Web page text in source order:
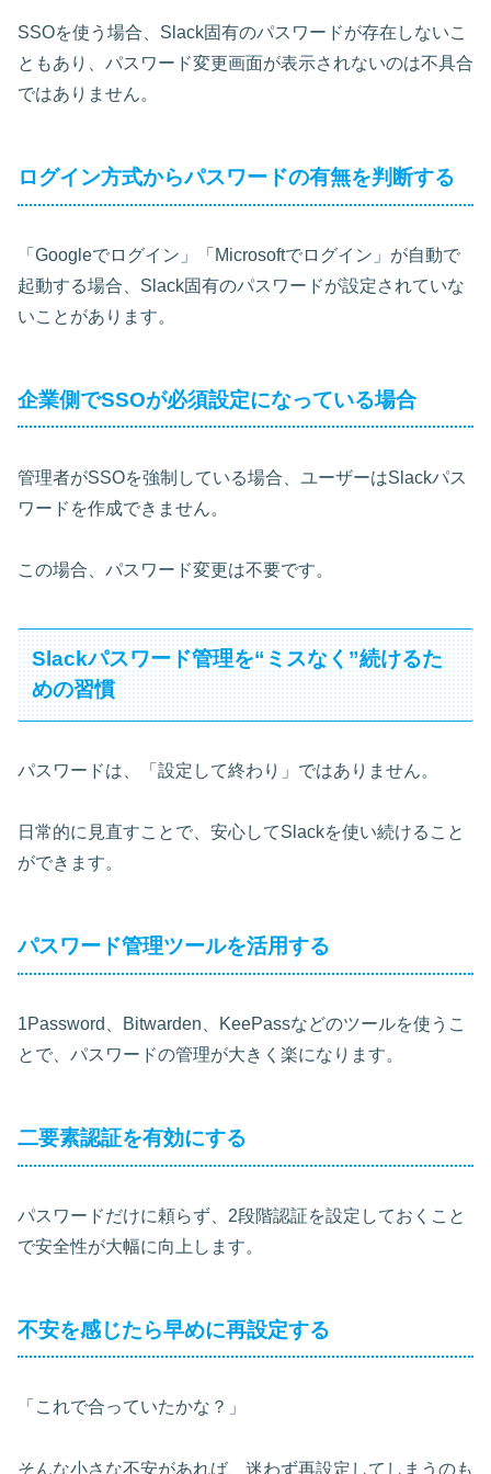
SSOを使う場合、Slack固有のパスワードが存在しないこ
ともあり、パスワード変更画面が表示されないのは不具合
ではありません。
ログイン方式からパスワードの有無を判断する
「Googleでログイン」「Microsoftでログイン」が自動で
起動する場合、Slack固有のパスワードが設定されていな
いことがあります。
企業側でSSOが必須設定になっている場合
管理者がSSOを強制している場合、ユーザーはSlackパス
ワードを作成できません。
この場合、パスワード変更は不要です。
Slackパスワード管理を“ミスなく”続けるた
めの習慣
パスワードは、「設定して終わり」ではありません。
日常的に見直すことで、安心してSlackを使い続けること
ができます。
パスワード管理ツールを活用する
1Password、Bitwarden、KeePassなどのツールを使うこ
とで、パスワードの管理が大きく楽になります。
二要素認証を有効にする
パスワードだけに頼らず、2段階認証を設定しておくこと
で安全性が大幅に向上します。
不安を感じたら早めに再設定する
「これで合っていたかな？」
そんな小さな不安があれば、迷わず再設定してしまうのも